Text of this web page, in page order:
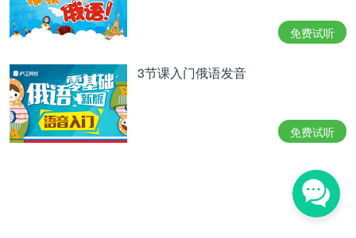
免费试听
3节课入门俄语发音
免费试听